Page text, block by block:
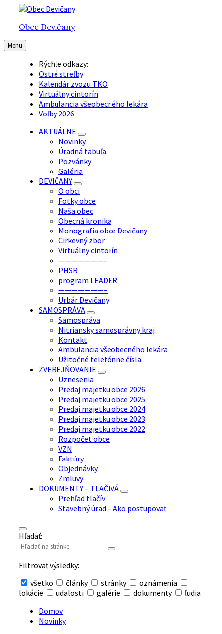
Preskočiť
obsah
Preskočiť
hlavnú
navigáciu
Preskočiť
pätičkuObec Devičany
Menu
Rýchle odkazy:
Ostré streľby
Kalendár zvozu TKO
Virtuálny cintorín
Ambulancia všeobecného lekára
Voľby 2026
AKTUÁLNE
Novinky
Úradná tabuľa
Pozvánky
Galéria
DEVIČANY
O obci
Fotky obce
Naša obec
Obecná kronika
Monografia obce Devičany
Cirkevný zbor
Virtuálny cintorín
———————–
PHSR
program LEADER
———————–
Urbár Devičany
SAMOSPRÁVA
Samospráva
Nitriansky samosprávny kraj
Kontakt
Ambulancia všeobecného lekára
Užitočné telefónne čísla
ZVEREJŇOVANIE
Uznesenia
Predaj majetku obce 2026
Predaj majetku obce 2025
Predaj majetku obce 2024
Predaj majetku obce 2023
Predaj majetku obce 2022
Rozpočet obce
VZN
Faktúry
Objednávky
Zmluvy
DOKUMENTY – TLAČIVÁ
Prehľad tlačív
Stavebný úrad – Ako postupovať
Hľadať:
Filtrovať výsledky:
všetko
články stránky
oznámenia
lokácie
udalosti galérie dokumenty ľudia
vyhľadávanie
Domov
Novinky